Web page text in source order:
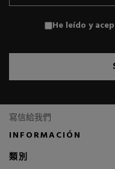
He leído y
寫信給我們
INFORMACIÓN
類別